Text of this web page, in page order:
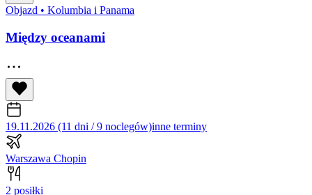
Objazd • Kolumbia i Panama
Między oceanami
19.11.2026 (11 dni / 9 noclegów)inne terminy
Warszawa Chopin
2 posiłki